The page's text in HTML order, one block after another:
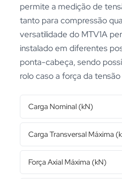
permite a medição de
tanto para compressão
versatilidade do MTV1A
instalado em diferentes
ponta-cabeça, sendo
rolo caso a força da
Carga Nominal (kN)
Carga Transversal Máxima
Força Axial Máxima (kN)